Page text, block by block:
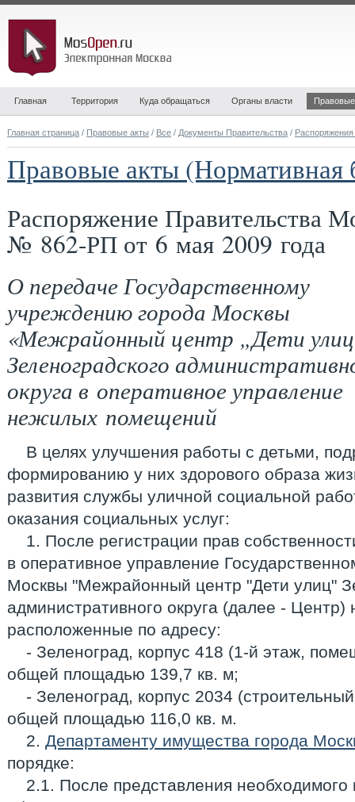
Главная Территория Куда обращаться Органы власти
Главная страница / Правовые акты / Все / Документы Правительства /
Правовые акты (Нормативная
Распоряжение Правительства
№ 862-РП от 6 мая 2009 года
О передаче Государственному
учреждению города Москвы
«Межрайонный центр „Дети
Зеленоградского
округа в оперативное управление
нежилых помещений
В целях улучшения работы с детьми,
формированию у них здорового образа
развития службы уличной социальной
оказания социальных услуг:
1. После регистрации прав
в оперативное управление
Москвы "Межрайонный центр "Дети улиц"
административного округа (далее -
расположенные по адресу:
- Зеленоград, корпус 418 (1-й этаж,
общей площадью 139,7 кв. м;
- Зеленоград, корпус 2034
общей площадью 116,0 кв. м.
2. Департаменту имущества города
порядке:
2.1. После представления необходимого